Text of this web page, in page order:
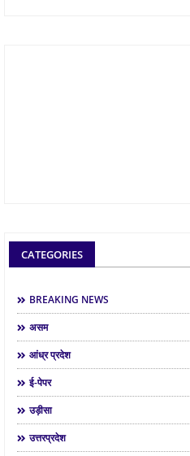
CATEGORIES
BREAKING NEWS
असम
आंध्र प्रदेश
ई-पेपर
उड़ीसा
उत्तरप्रदेश